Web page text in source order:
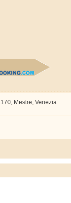
Mestre, Venezia